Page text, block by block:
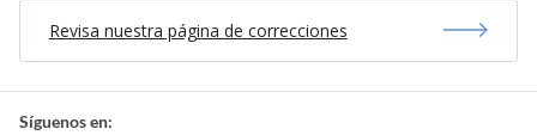
Revisa nuestra página de correcciones
Síguenos en: